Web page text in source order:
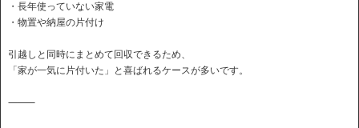
・長年使っていない家電
・物置や納屋の片付け
引越しと同時にまとめて回収できるため、
「家が一気に片付いた」と喜ばれるケースが多いです。
⸻